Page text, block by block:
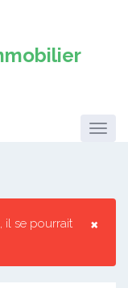
×
, il se pourrait